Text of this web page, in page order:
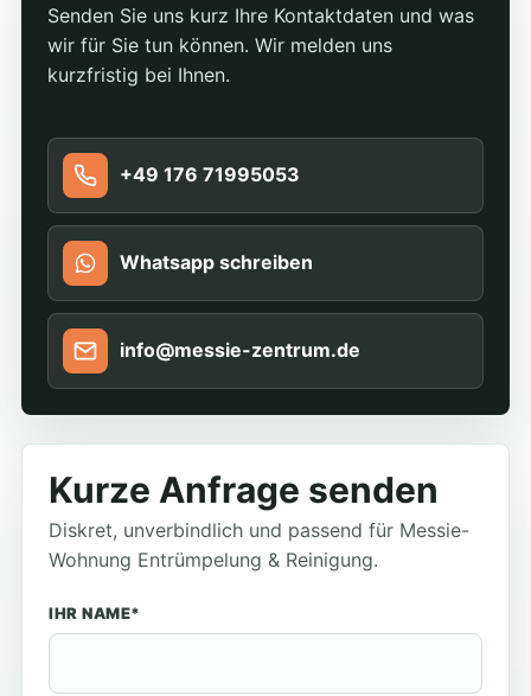
Senden Sie uns kurz Ihre Kontaktdaten und was
wir für Sie tun können. Wir melden uns
kurzfristig bei Ihnen.
+49 176 71995053
Whatsapp schreiben
info@messie-zentrum.de
Kurze Anfrage senden
Diskret, unverbindlich und passend für Messie-
Wohnung Entrümpelung & Reinigung.
IHR NAME*